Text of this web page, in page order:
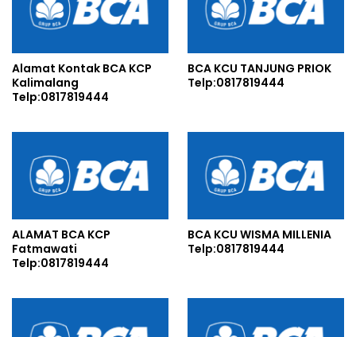
Alamat Kontak BCA KCP
Kalimalang
Telp:0817819444
BCA KCU TANJUNG PRIOK
Telp:0817819444
ALAMAT BCA KCP
Fatmawati
Telp:0817819444
BCA KCU WISMA MILLENIA
Telp:0817819444